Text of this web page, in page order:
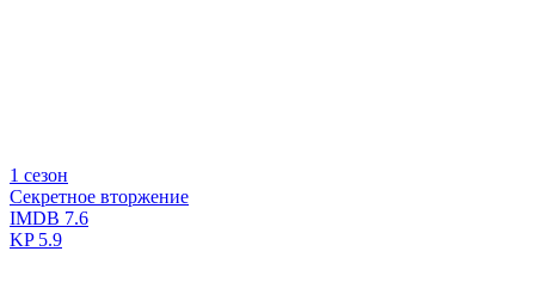
1 сезон
Секретное вторжение
IMDB 7.6
KP5.9